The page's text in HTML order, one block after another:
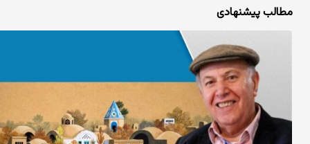
مطالب پیشنهادی